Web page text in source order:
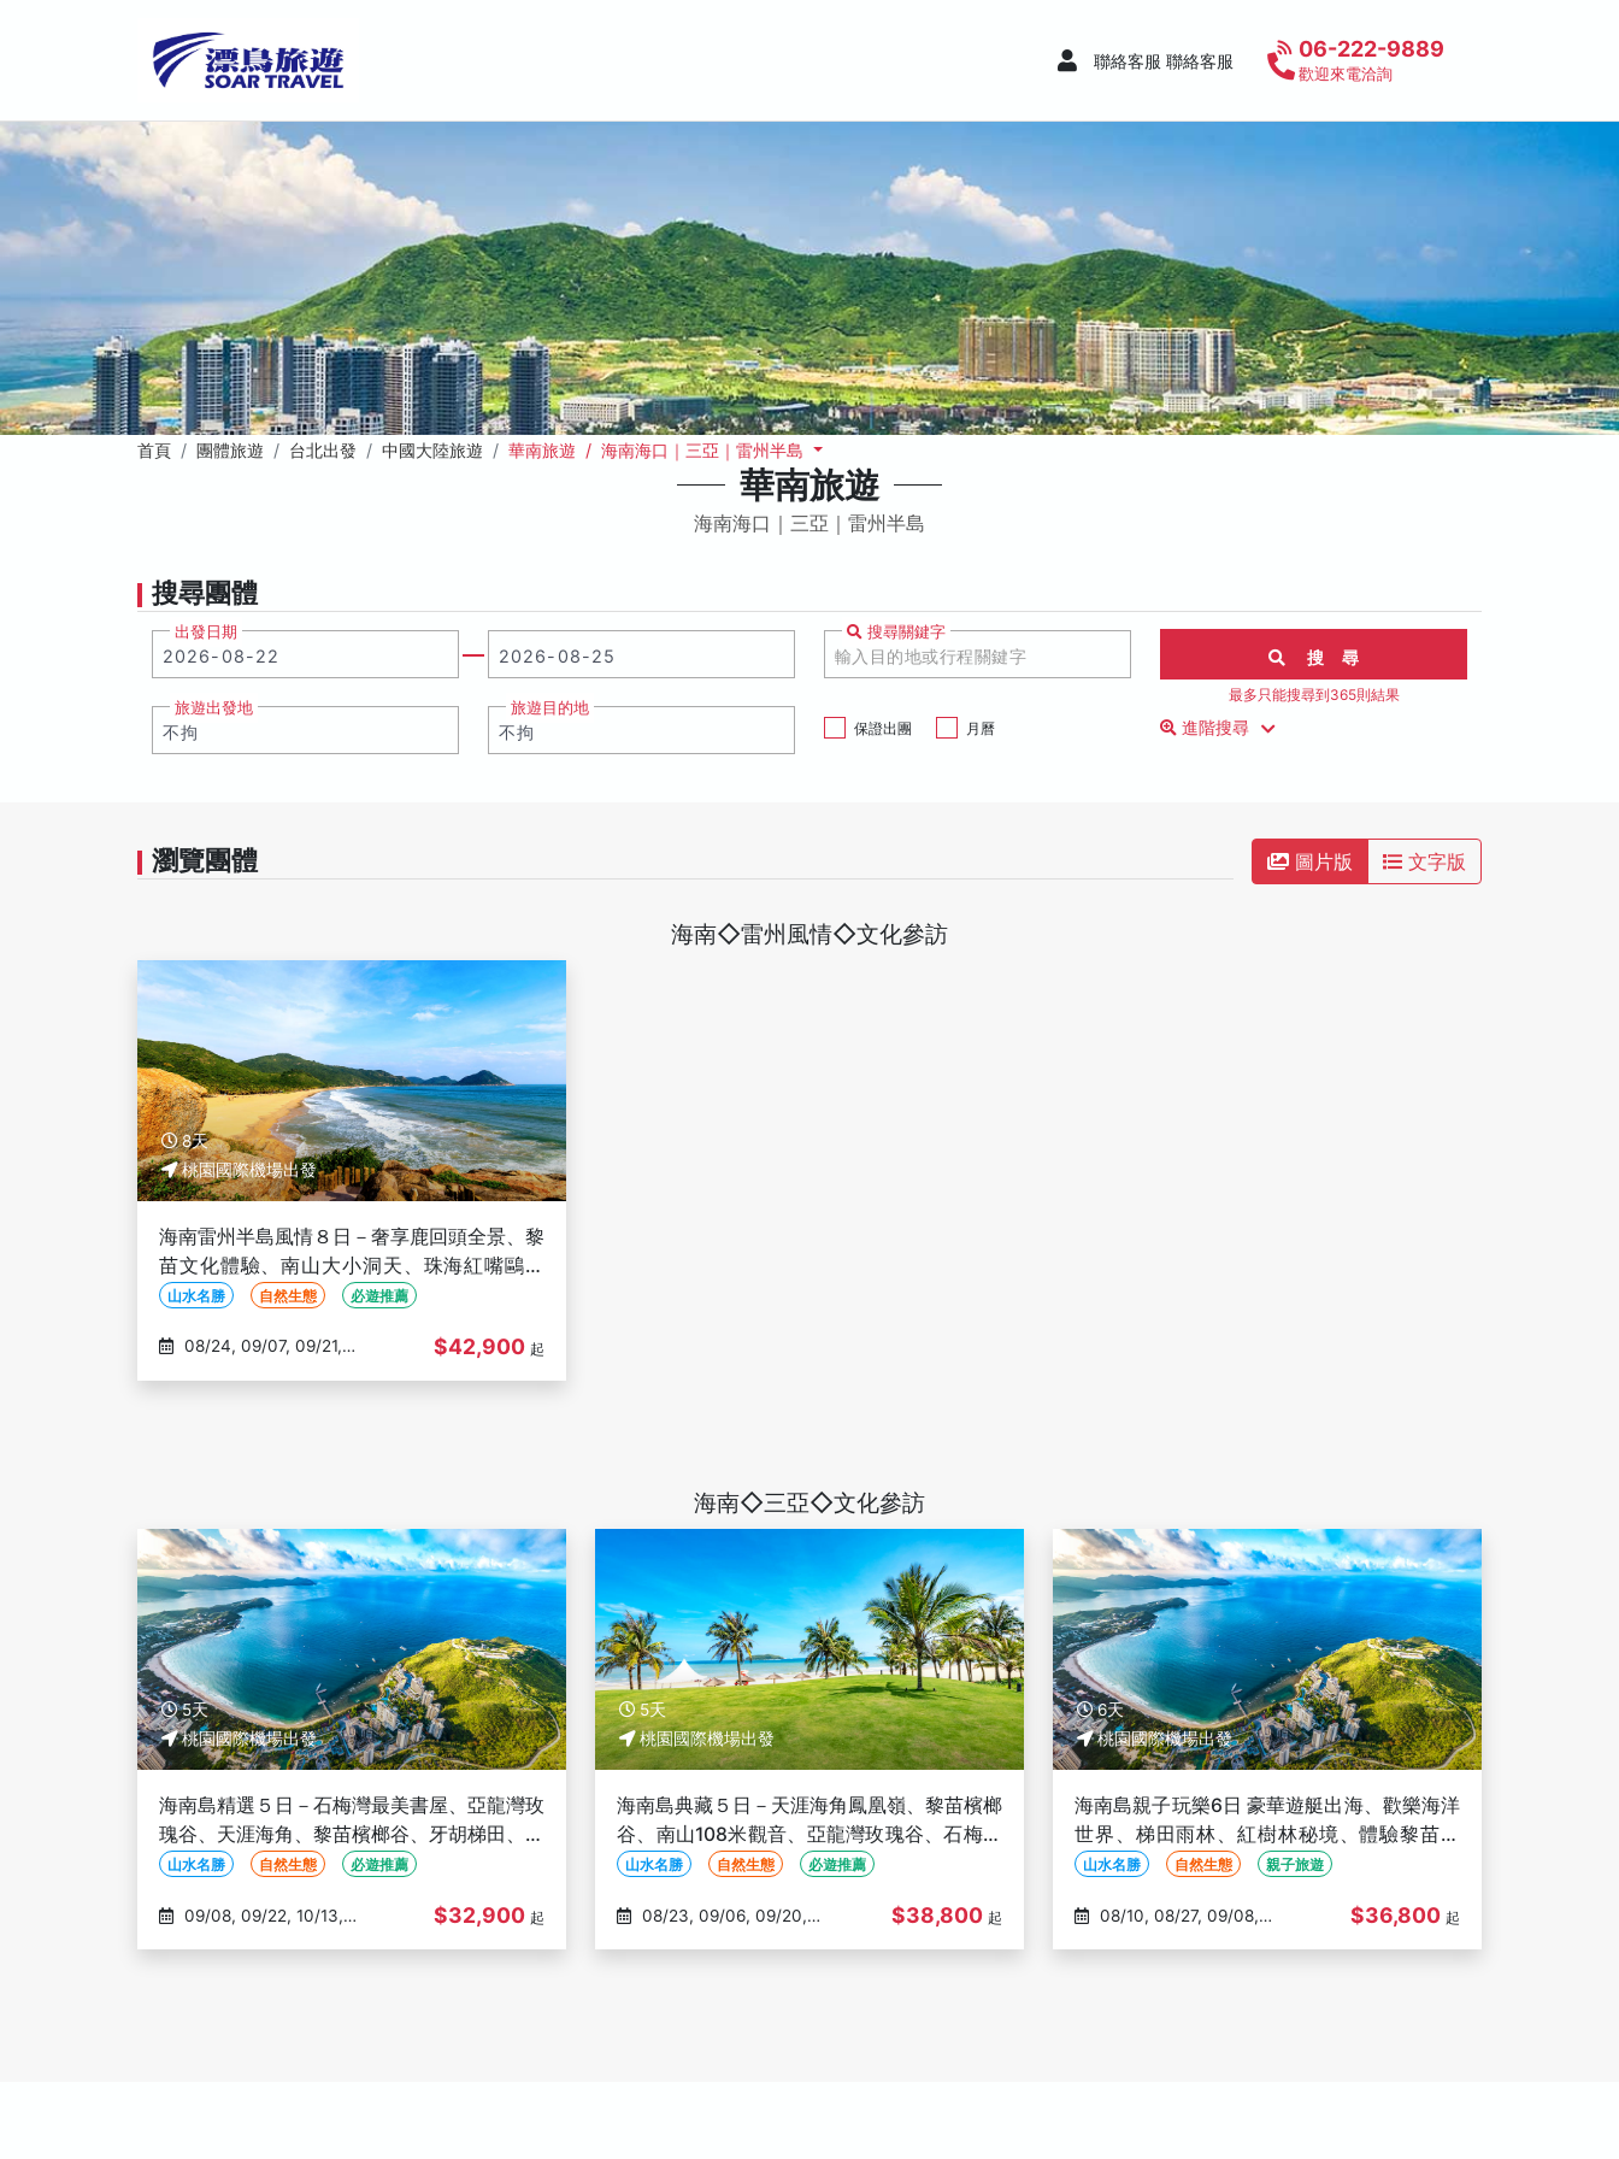
聯絡客服 聯絡客服 06-222-9889
歡迎來電洽詢
首頁 團體旅遊 台北出發 中國大陸旅遊 華南旅遊 / 海南海口｜三亞｜雷州半島
華南旅遊
海南海口｜三亞｜雷州半島
搜尋團體
出發日期 搜尋關鍵字
旅遊出發地
旅遊目的地
保證出團
月曆
搜 尋
最多只能搜尋到365則結果
進階搜尋
瀏覽團體 圖片版 文字版
海南◇雷州風情◇文化參訪
8天
桃園國際機場出發
海南雷州半島風情８日－奢享鹿回頭全景、黎
苗文化體驗、南山大小洞天、珠海紅嘴鷗遊
船、慢遊玫瑰谷、尋訪圓明新園(文化參訪)
山水名勝 自然生態 必遊推薦
$42,900 起
海南◇三亞◇文化參訪
5天
桃園國際機場出發
海南島精選５日－石梅灣最美書屋、亞龍灣玫
瑰谷、天涯海角、黎苗檳榔谷、牙胡梯田、百
花嶺熱帶雨林、夢幻香山莊園(文化參訪)
山水名勝 自然生態 必遊推薦
$32,900 起
5天
桃園國際機場出發
海南島典藏５日－天涯海角鳳凰嶺、黎苗檳榔
谷、南山108米觀音、亞龍灣玫瑰谷、石梅灣
最美書屋、全程五星飯店(文化參訪)
山水名勝 自然生態 必遊推薦
$38,800 起
6天
桃園國際機場出發
海南島親子玩樂6日 豪華遊艇出海、歡樂海洋
世界、梯田雨林、紅樹林秘境、體驗黎苗文
化、亞特蘭蒂斯秀(文化參訪)
山水名勝 自然生態 親子旅遊
$36,800 起